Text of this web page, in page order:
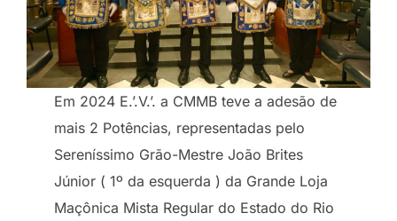
Em 2024 E.’.V.’. a CMMB teve a adesão de
mais 2 Potências, representadas pelo
Sereníssimo Grão-Mestre João Brites
Júnior ( 1º da esquerda ) da Grande Loja
Maçônica Mista Regular do Estado do Rio